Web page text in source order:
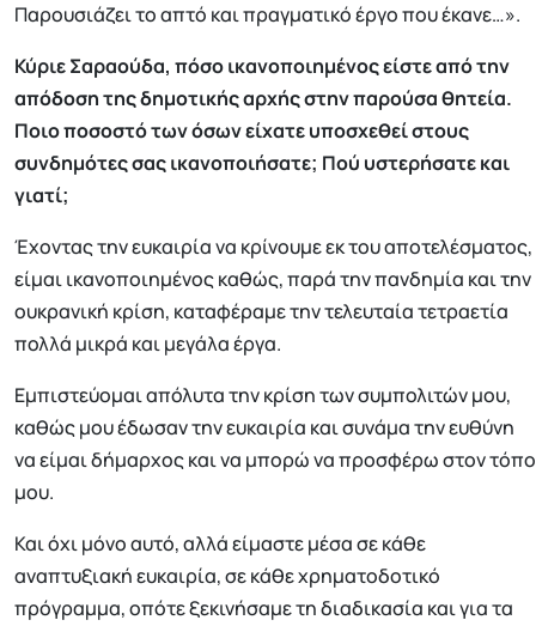
Παρουσιάζει το απτό και πραγματικό έργο που έκανε…».
Κύριε Σαραούδα, πόσο ικανοποιημένος είστε από την
απόδοση της δημοτικής αρχής στην παρούσα θητεία.
Ποιο ποσοστό των όσων είχατε υποσχεθεί στους
συνδημότες σας ικανοποιήσατε; Πού υστερήσατε και
γιατί;
Έχοντας την ευκαιρία να κρίνουμε εκ του αποτελέσματος,
είμαι ικανοποιημένος καθώς, παρά την πανδημία και την
ουκρανική κρίση, καταφέραμε την τελευταία τετραετία
πολλά μικρά και μεγάλα έργα.
Εμπιστεύομαι απόλυτα την κρίση των συμπολιτών μου,
καθώς μου έδωσαν την ευκαιρία και συνάμα την ευθύνη
να είμαι δήμαρχος και να μπορώ να προσφέρω στον τόπο
μου.
Και όχι μόνο αυτό, αλλά είμαστε μέσα σε κάθε
αναπτυξιακή ευκαιρία, σε κάθε χρηματοδοτικό
πρόγραμμα, οπότε ξεκινήσαμε τη διαδικασία και για τα